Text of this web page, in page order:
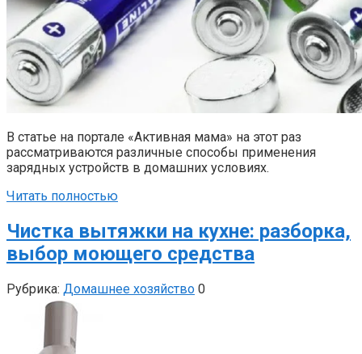
В статье на портале «Активная мама» на этот раз
рассматриваются различные способы применения
зарядных устройств в домашних условиях.
Читать полностью
Чистка вытяжки на кухне: разборка,
выбор моющего средства
Рубрика: Домашнее хозяйство 0